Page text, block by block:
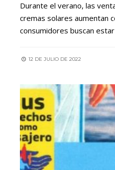
Durante el verano, las
cremas solares aumentan
consumidores buscan
12 DE JULIO DE 2022